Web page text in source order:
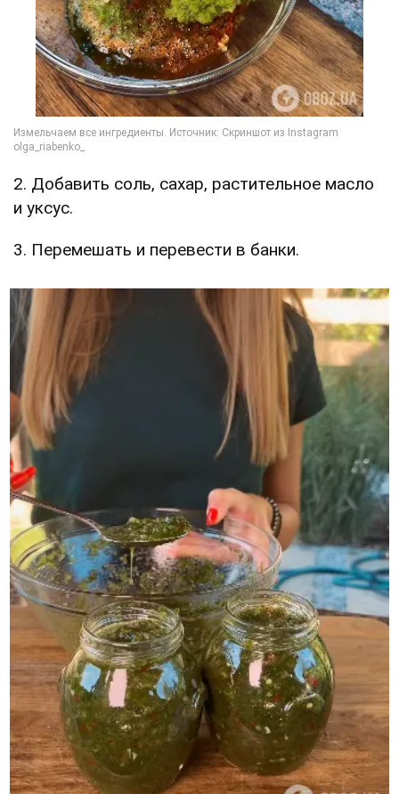
2. Добавить соль, сахар, растительное масло
и уксус.
3. Перемешать и перевести в банки.